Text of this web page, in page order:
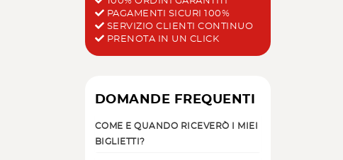
PAGAMENTI SICURI 100%
SERVIZIO CLIENTI CONTINUO
PRENOTA IN UN CLICK
DOMANDE FREQUENTI
COME E QUANDO RICEVERÒ I MIEI
BIGLIETTI?